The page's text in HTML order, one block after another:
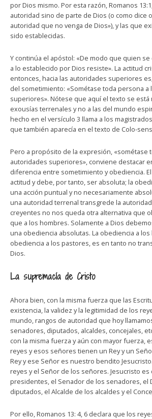
por Dios mismo. Por esta razón, Romanos
autoridad sino de parte de Dios (o como dice
autoridad que no venga de Dios»), y las que
sido establecidas.
Y continúa el apóstol: «De modo que quien
a lo establecido por Dios resiste». La actitud
entonces, hacia las autoridades superiores
del sometimiento: «Sométase toda persona a
superiores». Nótese que aquí el texto se está
exousías terrenales y no a las del mundo
hecho en el versículo 3 llama a los
que también aparecía en el texto de Colo-
Pero a propósito de la expresión, «sométase
autoridades superiores», conviene destacar
diferencia entre sometimiento y obediencia.
actitud y debe, por tanto, ser absoluta; la
una acción puntual y no necesariamente
una autoridad terrenal transgrede la
creyentes no nos queda otra alternativa que
que a los hombres. Solamente a Dios
una obediencia absolutas. La obediencia a
obediencia a los pastores, es en tanto no
Dios.
La supremacía de Cristo
Ahora bien, con la misma fuerza que las
existencia, la validez y la legitimidad de los
mundo, rangos de autoridad que hoy
senadores, diputados, alcaldes, concejales,
con la misma fuerza y aún con mayor fuerza,
reyes y esos señores tienen un Rey y un
Rey y ese Señor es nuestro bendito
reyes y el Señor de los señores. Jesucristo
presidentes, el Senador de los senadores, el
diputados, el Alcalde de los alcaldes y el
Por ello, Romanos 13: 4, 6 declara que los